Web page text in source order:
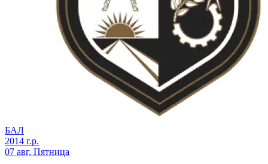
БАЛ
2014 г.р.
07 авг, Пятница